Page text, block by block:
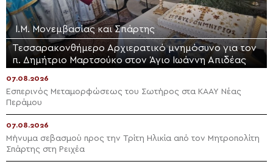
Ι.Μ. Μονεμβασίας και Σπάρτης
Τεσσαρακονθήμερο Αρχιερατικό μνημόσυνο για τον
π. Δημήτριο Μαρτσούκο στον Άγιο Ιωάννη Απιδέας
07.08.2026
Εσπερινός Μεταμορφώσεως του Σωτήρος στα ΚΑΑΥ Νέας
Περάμου
07.08.2026
Μήνυμα σεβασμού προς την Τρίτη Ηλικία από τον Μητροπολίτη
Σπάρτης στη Ρειχέα